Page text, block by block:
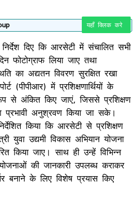
यहाँ क्लिक करे
दिए कि आरसेटी में संचालित सभी
फोटोग्राफ लिया जाए तथा
का अद्यतन विवरण सुरक्षित रखा
(पीपीआर) में प्रशिक्षणार्थियों के
से अंकित किए जाएं, जिससे प्रशिक्षण
प्रभावी अनुश्रवण किया जा सके।
किया कि आरसेटी से प्रशिक्षण
युवा उद्यमी विकास अभियान योजना
किया जाए। साथ ही उन्हें विभिन्न
की जानकारी उपलब्ध कराकर
बनाने के लिए विशेष प्रयास किए